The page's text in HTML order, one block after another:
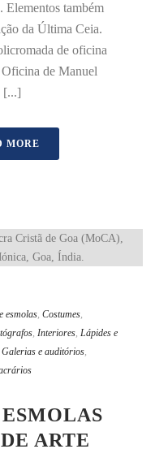
Elementos também
da Última Ceia.
de oficina
de Manuel
[...]
MORE
esmolas, Costumes,
, Interiores, Lápides e
Galerias e auditórios,
ARTE